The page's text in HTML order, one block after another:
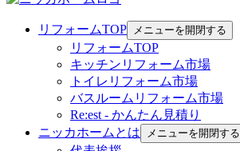
リフォームTOP メニューを開閉する
リフォームTOP
キッチンリフォーム市場
トイレリフォーム市場
バスルームリフォーム市場
Re:est - かんたん見積り
ニッカホームとは
メニューを開閉する